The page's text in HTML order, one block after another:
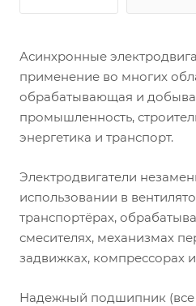
Асинхронные
применение во многих
обрабатывающая и
промышленность,
энергетика и транспорт.
Электродвигатели
использовании в
транспортёрах,
смесителях, механизмах
задвижках, компрессорах
Надежный подшипник (все